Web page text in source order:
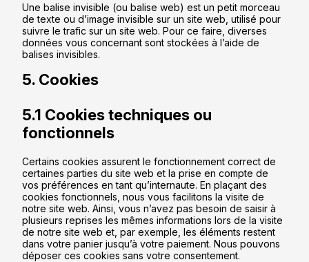
Une balise invisible (ou balise web) est un petit morceau
de texte ou d’image invisible sur un site web, utilisé pour
suivre le trafic sur un site web. Pour ce faire, diverses
données vous concernant sont stockées à l’aide de
balises invisibles.
5. Cookies
5.1 Cookies techniques ou
fonctionnels
Certains cookies assurent le fonctionnement correct de
certaines parties du site web et la prise en compte de
vos préférences en tant qu’internaute. En plaçant des
cookies fonctionnels, nous vous facilitons la visite de
notre site web. Ainsi, vous n’avez pas besoin de saisir à
plusieurs reprises les mêmes informations lors de la visite
de notre site web et, par exemple, les éléments restent
dans votre panier jusqu’à votre paiement. Nous pouvons
déposer ces cookies sans votre consentement.